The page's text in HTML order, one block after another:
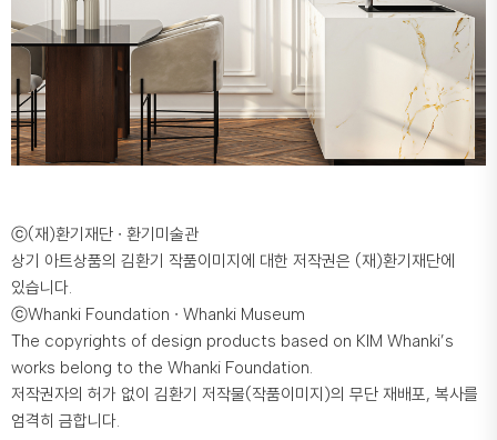
ⓒ(재)환기재단 ∙ 환기미술관
상기 아트상품의 김환기 작품이미지에 대한 저작권은 (재)환기재단에
있습니다.
ⓒWhanki Foundation ∙ Whanki Museum
The copyrights of design products based on KIM Whanki’s
works belong to the Whanki Foundation.
저작권자의 허가 없이 김환기 저작물(작품이미지)의 무단 재배포, 복사를
엄격히 금합니다.